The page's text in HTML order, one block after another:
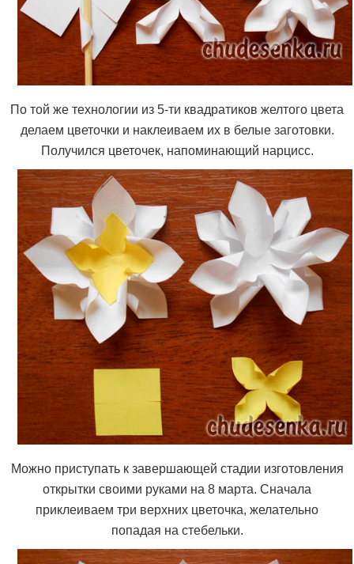
По той же технологии из 5-ти квадратиков желтого цвета
делаем цветочки и наклеиваем их в белые заготовки.
Получился цветочек, напоминающий нарцисс.
Можно приступать к завершающей стадии изготовления
открытки своими руками на 8 марта. Сначала
приклеиваем три верхних цветочка, желательно
попадая на стебельки.